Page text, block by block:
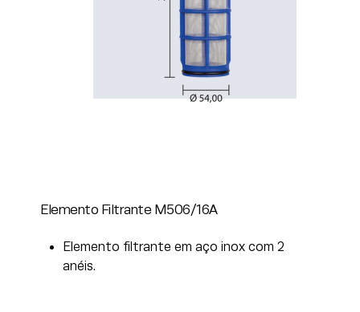
Elemento Filtrante M506/16A
Elemento filtrante em aço inox com 2
anéis.